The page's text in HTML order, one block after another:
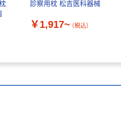
診察用枕 松吉医科器械
￥1,917~ （税込）